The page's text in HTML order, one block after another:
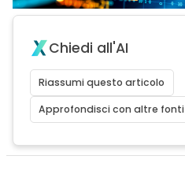
Chiedi all'AI
Riassumi questo articolo
Approfondisci con altre fonti